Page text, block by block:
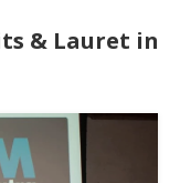
& Lauret in